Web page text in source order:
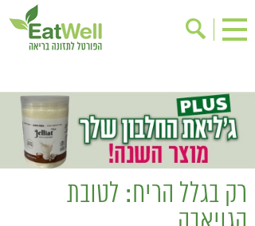
בישול בריא
אינדקס עסקים
ריפוי ומניעת מחלות
בריאות האישה
תוספי תזונה
מתכוני בריאות
אירועים
שינוי תזונתי
רק בגלל הריח: לטובת